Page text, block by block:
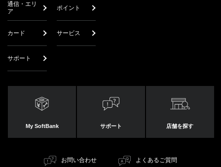
通信・エリ
ア
ポイント
カード サービス
サポート
My SoftBank サポート 店舗を探す
お問い合わせ よくあるご質問